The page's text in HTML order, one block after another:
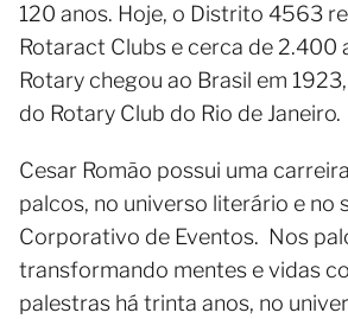
120 anos. Hoje, o Distrito 4563
Rotaract Clubs e cerca de 2.400
Rotary chegou ao Brasil em
do Rotary Club do Rio de Janeiro.
Cesar Romão possui uma
palcos, no universo literário e no
Corporativo de Eventos. Nos
transformando mentes e vidas
palestras há trinta anos, no